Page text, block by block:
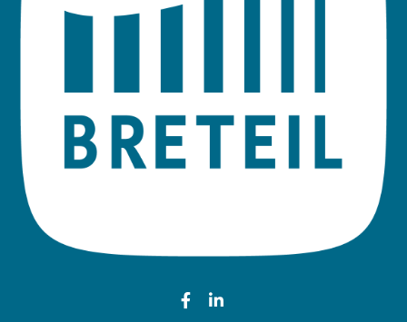
Lien vers le compte
Lien vers le compte